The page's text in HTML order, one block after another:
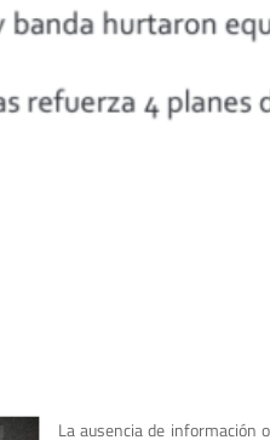
La ausencia de información